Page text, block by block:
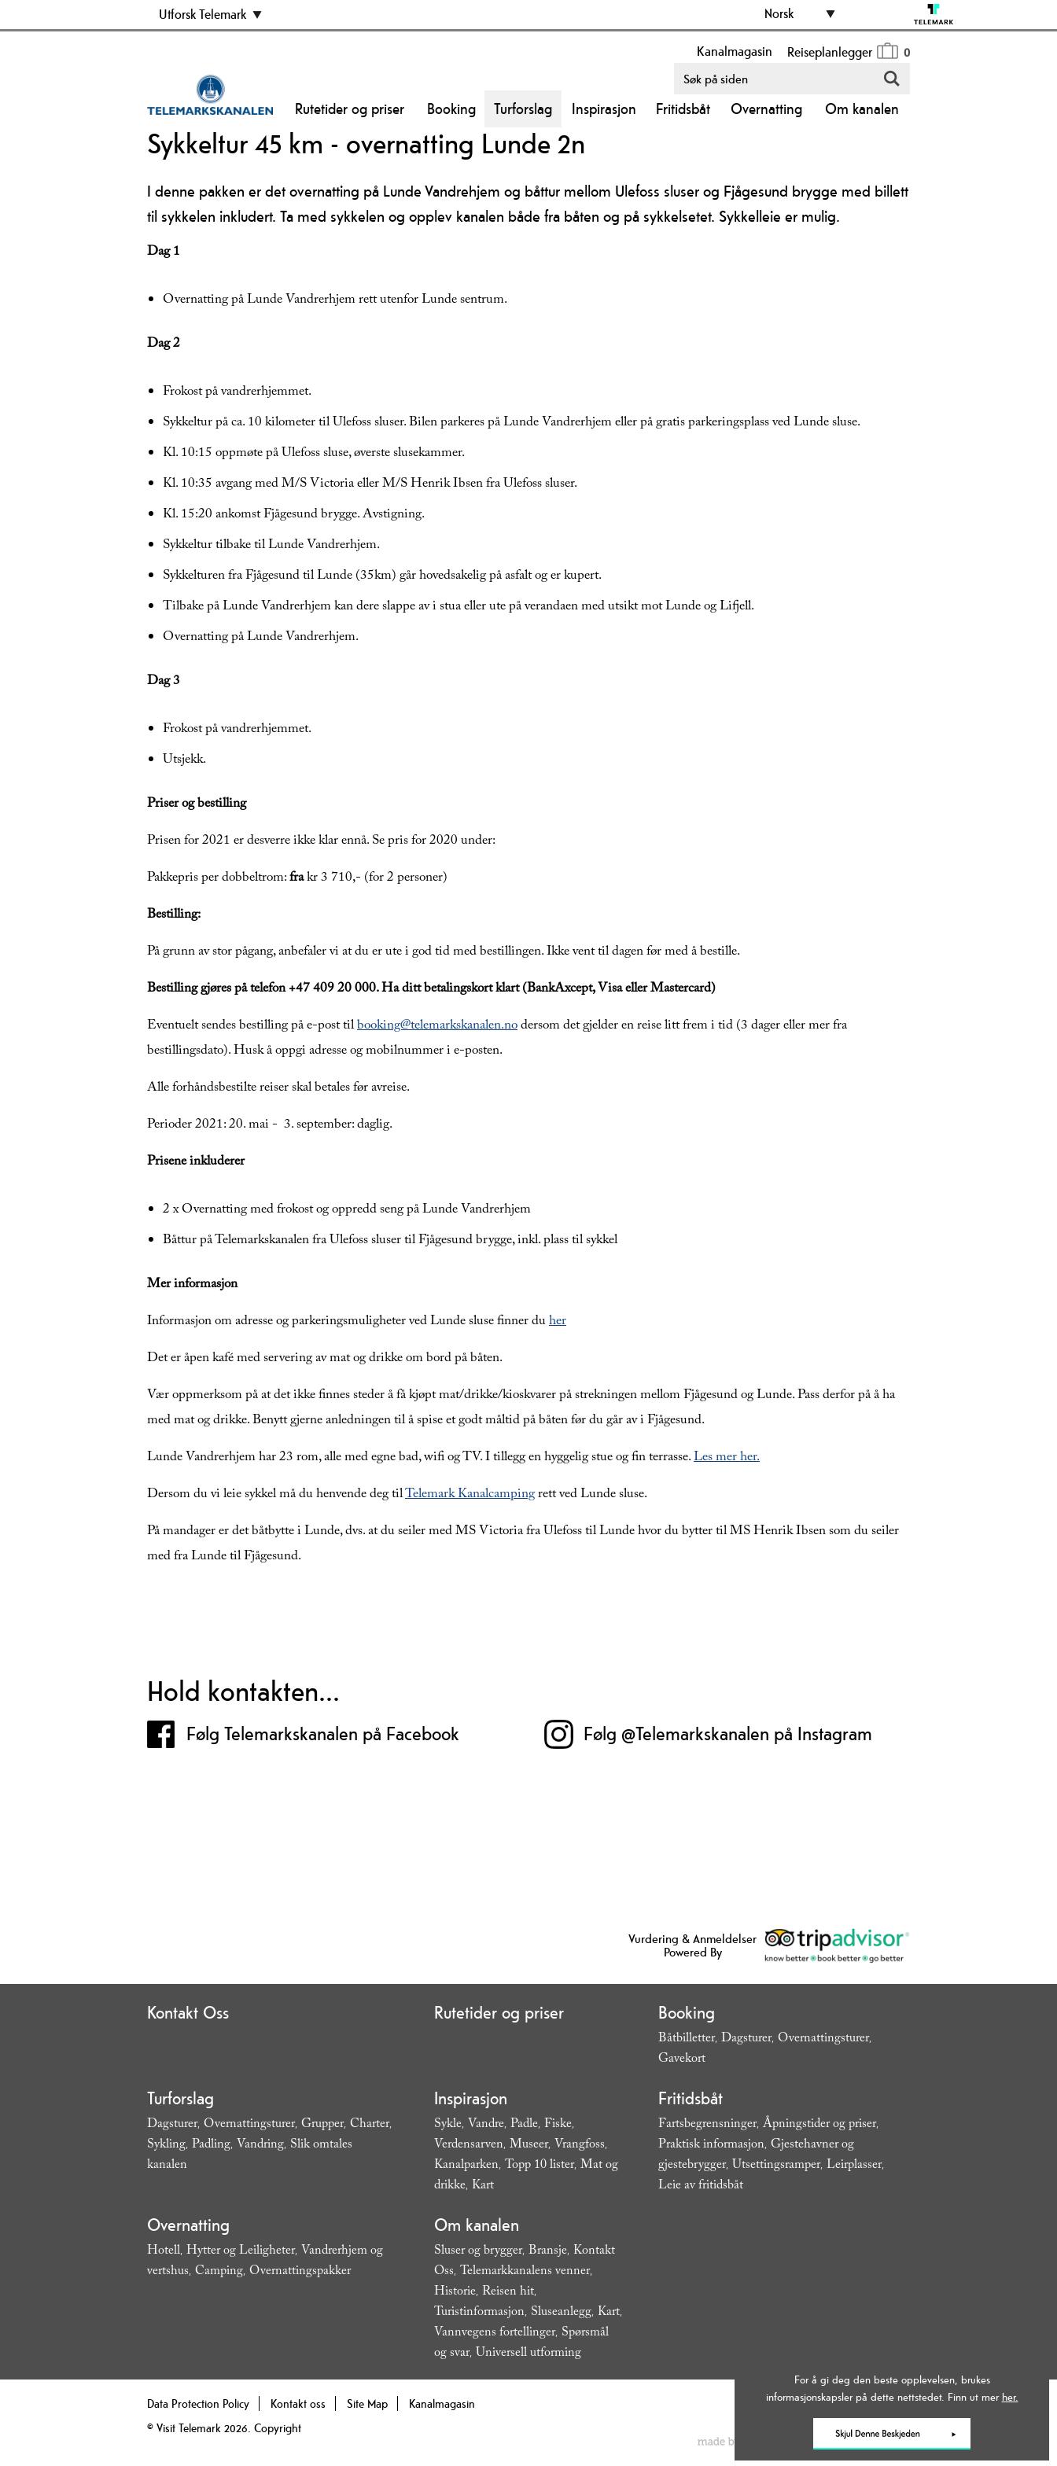
For å gi deg den beste opplevelsen, brukes
informasjonskapsler på dette nettstedet. Finn ut mer her.
Utforsk Telemark Norsk
Reiseplanlegger 0
Kanalmagasin
Rutetider og priser Booking Turforslag Inspirasjon Fritidsbåt Overnatting Om kanalen
Sykkeltur 45 km - overnatting Lunde 2n
I denne pakken er det overnatting på Lunde Vandrehjem og båttur mellom Ulefoss sluser og Fjågesund brygge med billett
til sykkelen inkludert. Ta med sykkelen og opplev kanalen både fra båten og på sykkelsetet. Sykkelleie er mulig.
Dag 1
Overnatting på Lunde Vandrerhjem rett utenfor Lunde sentrum.
Dag 2
Frokost på vandrerhjemmet.
Sykkeltur på ca. 10 kilometer til Ulefoss sluser. Bilen parkeres på Lunde Vandrerhjem eller på gratis parkeringsplass ved Lunde sluse.
Kl. 10:15 oppmøte på Ulefoss sluse, øverste slusekammer.
Kl. 10:35 avgang med M/S Victoria eller M/S Henrik Ibsen fra Ulefoss sluser.
Kl. 15:20 ankomst Fjågesund brygge. Avstigning.
Sykkeltur tilbake til Lunde Vandrerhjem.
Sykkelturen fra Fjågesund til Lunde (35km) går hovedsakelig på asfalt og er kupert.
Tilbake på Lunde Vandrerhjem kan dere slappe av i stua eller ute på verandaen med utsikt mot Lunde og Lifjell.
Overnatting på Lunde Vandrerhjem.
Dag 3
Frokost på vandrerhjemmet.
Utsjekk.
Priser og bestilling
Prisen for 2021 er desverre ikke klar ennå. Se pris for 2020 under:
Pakkepris per dobbeltrom:frakr 3 710,- (for 2 personer)
Bestilling:
På grunn av stor pågang, anbefaler vi at du er ute i god tid med bestillingen. Ikke vent til dagen før med å bestille.
Bestilling gjøres på telefon +47 409 20 000. Ha ditt betalingskort klart (BankAxcept, Visa eller Mastercard)
Eventuelt sendes bestilling på e-post tilbooking@telemarkskanalen.nodersom det gjelder en reise litt frem i tid (3 dager eller mer fra
bestillingsdato). Husk å oppgi adresse og mobilnummer i e-posten.
Alle forhåndsbestilte reiser skal betales før avreise.
Perioder 2021: 20. mai - 3. september: daglig.
Prisene inkluderer
2 x Overnatting med frokost og oppredd seng på Lunde Vandrerhjem
Båttur på Telemarkskanalen fra Ulefoss sluser til Fjågesund brygge, inkl. plass til sykkel
Mer informasjon
Informasjon om adresse og parkeringsmuligheter ved Lunde sluse finner duher
Det er åpen kafé med servering av mat og drikke om bord på båten.
Vær oppmerksom på at det ikke finnes steder å få kjøpt mat/drikke/kioskvarer på strekningen mellom Fjågesund og Lunde. Pass derfor på å ha
med mat og drikke. Benytt gjerne anledningen til å spise et godt måltid på båten før du går av i Fjågesund.
Lunde Vandrerhjem har 23 rom, alle med egne bad, wifi og TV. I tillegg en hyggelig stue og fin terrasse.Les mer her.
Dersom du vi leie sykkel må du henvende deg tilTelemark Kanalcampingrett ved Lunde sluse.
På mandager er det båtbytte i Lunde, dvs. at du seiler med MS Victoria fra Ulefoss til Lunde hvor du bytter til MS Henrik Ibsen som du seiler
med fra Lunde til Fjågesund.
Hold kontakten...
Følg Telemarkskanalen på Facebook Følg @Telemarkskanalen på Instagram
Vurdering & Anmeldelser
Powered By
Kontakt Oss Rutetider og priser Booking
Båtbilletter, Dagsturer, Overnattingsturer,
Gavekort,
Turforslag
Dagsturer, Overnattingsturer, Grupper, Charter,
Sykling, Padling, Vandring, Slik omtales
kanalen
Inspirasjon
Sykle, Vandre, Padle, Fiske,
Verdensarven, Museer, Vrangfoss,
Kanalparken, Topp 10 lister, Mat og
drikke, Kart,
Fritidsbåt
Fartsbegrensninger, Åpningstider og priser,
Praktisk informasjon, Gjestehavner og
gjestebrygger, Utsettingsramper, Leirplasser,
Leie av fritidsbåt,
Overnatting
Hotell, Hytter og Leiligheter, Vandrerhjem og
vertshus, Camping, Overnattingspakker,
Om kanalen
Sluser og brygger, Bransje, Kontakt
Oss, Telemarkkanalens venner,
Historie, Reisen hit,
Turistinformasjon, Sluseanlegg, Kart,
Vannvegens fortellinger, Spørsmål
og svar, Universell utforming,
Data Protection Policy Kontakt oss Site Map
Kanalmagasin
© Visit Telemark 2026. Copyright